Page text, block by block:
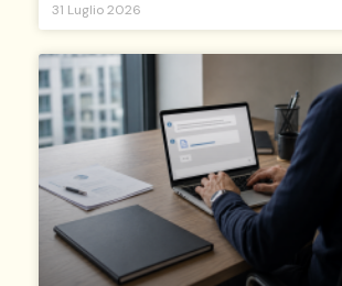
31 Luglio 2026